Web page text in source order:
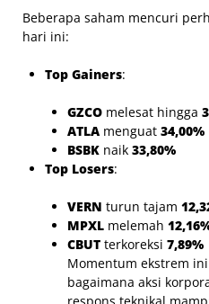
Beberapa saham mencuri
hari ini:
Top Gainers:
GZCO melesat hingga
ATLA menguat 34,00%
BSBK naik 33,80%
Top Losers:
VERN turun tajam
MPXL melemah
CBUT terkoreksi 7,89%
Momentum ekstrem
bagaimana aksi